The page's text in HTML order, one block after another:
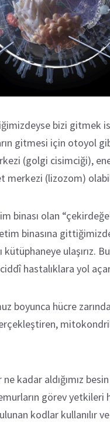
bizi gitmek
gitmesi için otoyol
(golgi cisimciği),
merkezi (lizozom)
binası olan
binasına
kütüphaneye
hastalıklara yol
boyunca hücre
kadar aldığımız
görev
kodlar